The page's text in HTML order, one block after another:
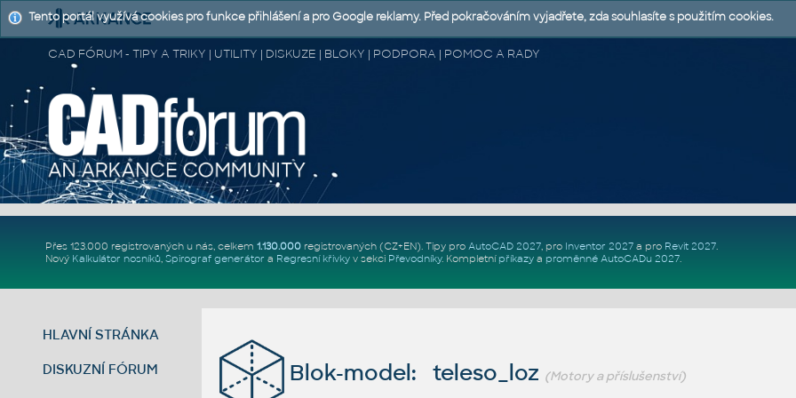
CAD FÓRUM - TIPY A TRIKY | UTILITY | DISKUZE | BLOKY | PODPORA | POMOC A RADY
Přes 123.000 registrovaných u nás, celkem 1.130.000registrovaných (CZ+EN). Tipy pro AutoCAD 2027, pro Inventor 2027a pro Revit 2027.
Nový Kalkulátor nosníků, Spirograf generátor a Regresní křivkyv sekci Převodníky. Kompletní příkazya proměnné AutoCADu 2027.
HLAVNÍ STRÁNKA
DISKUZNÍ FÓRUM Blok-model: teleso_loz (Motory a příslušenství)
Tento portál využívá cookies pro funkce přihlášení a pro Google reklamy. Před pokračováním vyjadřete, zda souhlasíte s použitím cookies.